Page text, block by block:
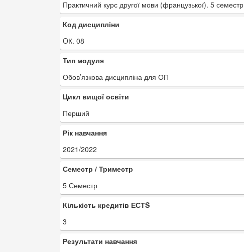
Практичний курс другої мови (французької). 5 семестр
Код дисципліни
OК. 08
Тип модуля
Обов’язкова дисципліна для ОП
Цикл вищої освіти
Перший
Рік навчання
2021/2022
Семестр / Триместр
5 Семестр
Кількість кредитів ЕСТS
3
Результати навчання